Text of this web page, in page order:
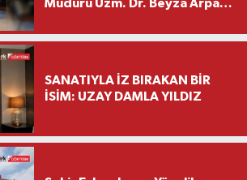
Müdürü Uzm. Dr. Beyza Arpacı
Ziyareti
SANATIYLA İZ BIRAKAN BİR
İSİM: UZAY DAMLA YILDIZ